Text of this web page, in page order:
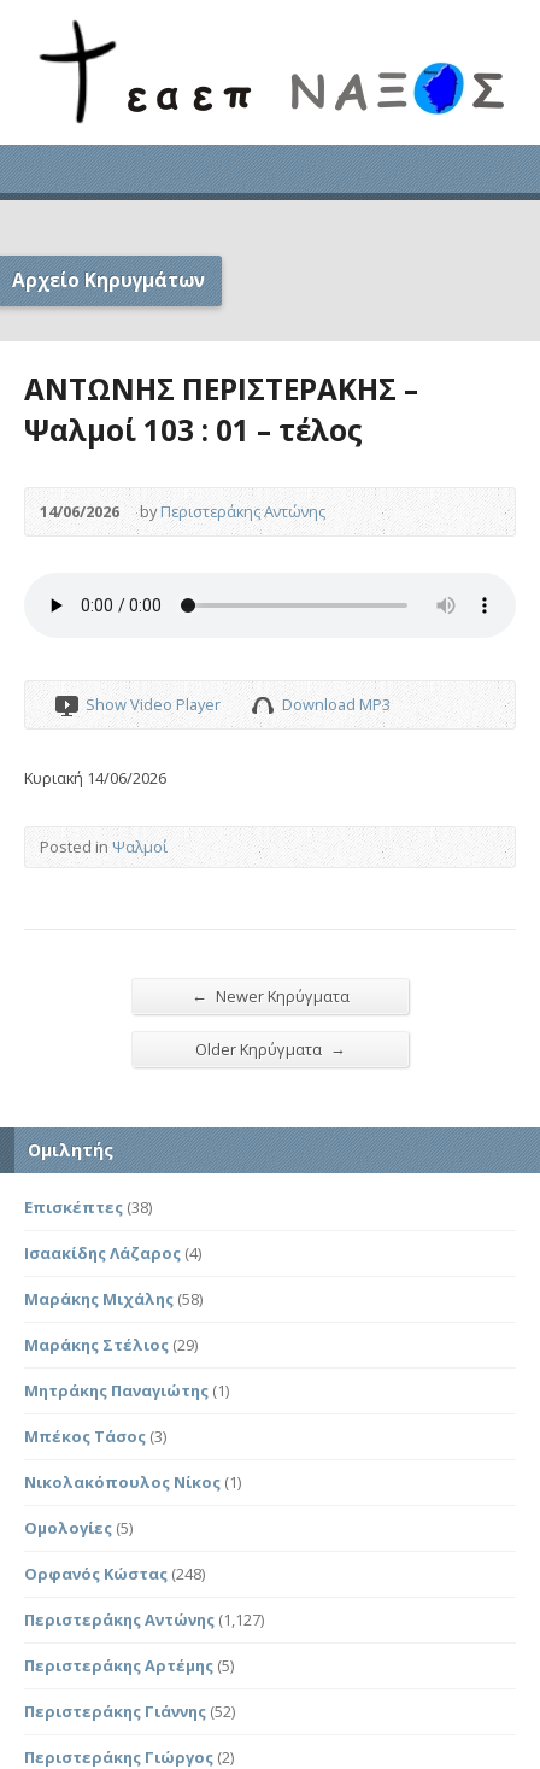
Αρχείο Κηρυγμάτων
ΑΝΤΩΝΗΣ ΠΕΡΙΣΤΕΡΑΚΗΣ –
Ψαλμοί 103 : 01 – τέλος
14/06/2026 byΠεριστεράκης Αντώνης
Show Video Player Download MP3
Κυριακή 14/06/2026
Posted in Ψαλμοί
← Newer Κηρύγματα
Older Κηρύγματα →
Ομιλητής
Επισκέπτες (38)
Ισαακίδης Λάζαρος (4)
Μαράκης Μιχάλης (58)
Μαράκης Στέλιος (29)
Μητράκης Παναγιώτης (1)
Μπέκος Τάσος (3)
Νικολακόπουλος Νίκος (1)
Ομολογίες (5)
Ορφανός Κώστας (248)
Περιστεράκης Αντώνης (1,127)
Περιστεράκης Αρτέμης (5)
Περιστεράκης Γιάννης (52)
Περιστεράκης Γιώργος (2)